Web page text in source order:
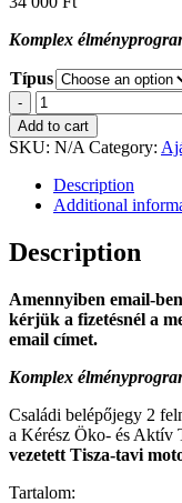
Komplex
Típus
-
Prémium
Kérész
csomag
-
Ajándékutalvány
quantity
Add to cart
SKU: N/A Category:
Description
Additional
Description
Amennyiben email-
kérjük a fizetésnél a
email címet.
Komplex
Családi belépőjegy 2
a Kérész Öko- és Aktív
vezetett Tisza-tavi
Tartalom: